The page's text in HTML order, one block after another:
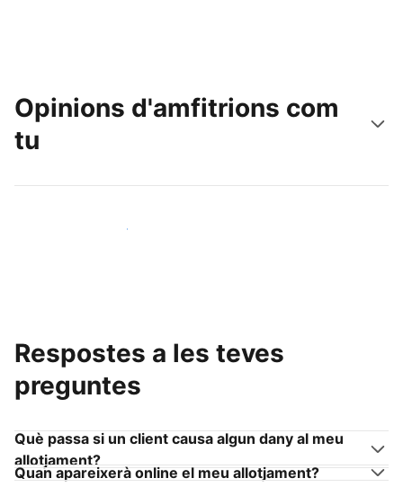
Opinions d'amfitrions com
tu
Uneix-te a amfitrions com tu
Respostes a les teves
preguntes
Què passa si un client causa algun dany al meu
allotjament?
Quan apareixerà online el meu allotjament?